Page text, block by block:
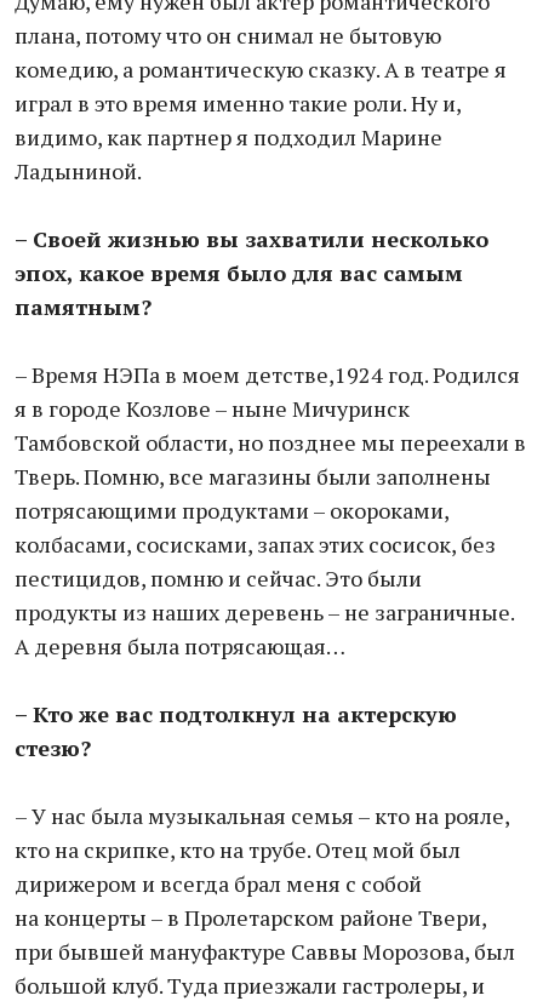
плана, потому что он снимал не бытовую
комедию, а романтическую сказку. А в театре я
играл в это время именно такие роли. Ну и,
видимо, как партнер я подходил Марине
Ладыниной.
– Своей жизнью вы захватили несколько
эпох, какое время было для вас самым
памятным?
– Время НЭПа в моем детстве,1924 год. Родился
я в городе Козлове – ныне Мичуринск
Тамбовской области, но позднее мы переехали в
Тверь. Помню, все магазины были заполнены
потрясающими продуктами – окороками,
колбасами, сосисками, запах этих сосисок, без
пестицидов, помню и сейчас. Это были
продукты из наших деревень – не заграничные.
А деревня была потрясающая…
– Кто же вас подтолкнул на актерскую
стезю?
– У нас была музыкальная семья – кто на рояле,
кто на скрипке, кто на трубе. Отец мой был
дирижером и всегда брал меня с собой
на концерты – в Пролетарском районе Твери,
при бывшей мануфактуре Саввы Морозова, был
большой клуб. Туда приезжали гастролеры, и